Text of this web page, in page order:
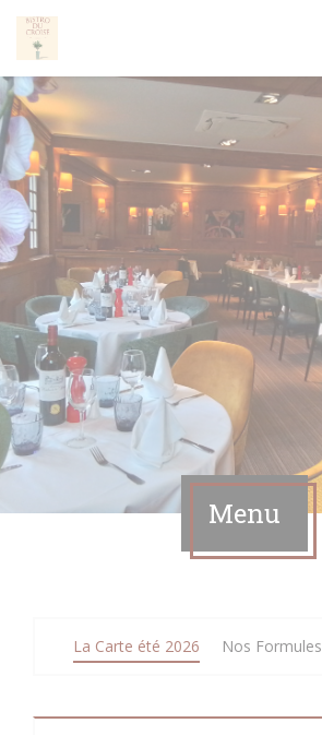
Menu
La Carte été 2026 Nos Formules